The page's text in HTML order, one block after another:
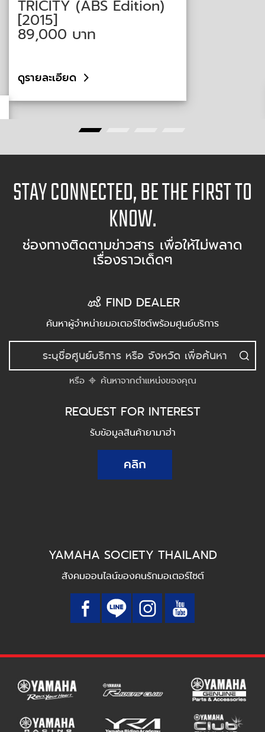
TRICITY (ABS Edition)
[2015]
89,000 บาท
ดูรายละเอียด
STAY CONNECTED, BE THE FIRST TO
KNOW.
ช่องทางติดตามข่าวสาร เพื่อให้ไม่พลาด
เรื่องราวเด็ดๆ
FIND DEALER
ค้นหาผู้จำหน่ายมอเตอร์ไซต์พร้อมศูนย์บริการ
หรือ ค้นหาจากตำแหน่งของคุณ
REQUEST FOR INTEREST
รับข้อมูลสินค้ายามาฮ่า
คลิก
YAMAHA SOCIETY THAILAND
สังคมออนไลน์ของคนรักมอเตอร์ไซต์